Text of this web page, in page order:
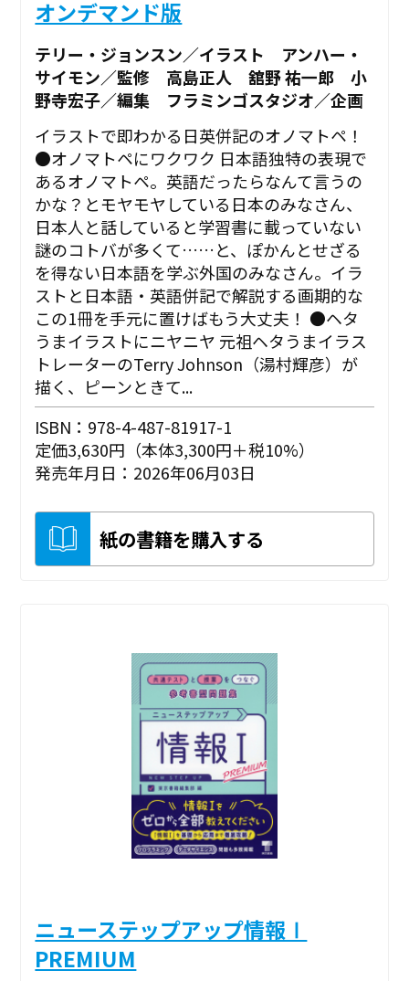
オンデマンド版
テリー・ジョンスン／イラスト アンハー・
サイモン／監修 高島正人 舘野 祐一郎 小
野寺宏子／編集 フラミンゴスタジオ／企画
イラストで即わかる日英併記のオノマトペ！
●オノマトペにワクワク 日本語独特の表現で
あるオノマトペ。英語だったらなんて言うの
かな？とモヤモヤしている日本のみなさん、
日本人と話していると学習書に載っていない
謎のコトバが多くて……と、ぽかんとせざる
を得ない日本語を学ぶ外国のみなさん。イラ
ストと日本語・英語併記で解説する画期的な
この1冊を手元に置けばもう大丈夫！ ●ヘタ
うまイラストにニヤニヤ 元祖ヘタうまイラス
トレーターのTerry Johnson（湯村輝彦）が
描く、ピーンときて...
ISBN：978-4-487-81917-1
定価3,630円（本体3,300円＋税10%）
発売年月日：2026年06月03日
紙の書籍を購入する
ニューステップアップ情報Ⅰ
PREMIUM